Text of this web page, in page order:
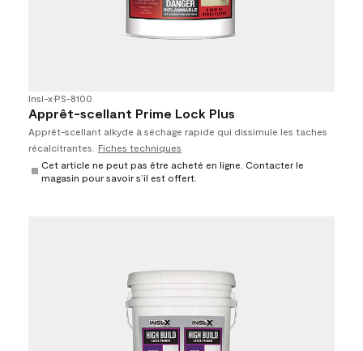
Insl-x•PS-8100
Apprêt-scellant Prime Lock Plus
Apprêt-scellant alkyde à séchage rapide qui dissimule les taches
récalcitrantes.
Fiches techniques
Cet article ne peut pas être acheté en ligne. Contacter le
magasin pour savoir s’il est offert.